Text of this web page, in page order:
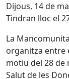
Dijous, 14 de
Tindran lloc el
La
organitza entre
motiu del 28 de
Salut de les